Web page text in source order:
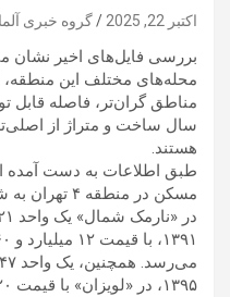
اکتبر 22, 2025 گروه خبری
بررسی فایل‌های اخیر
محله‌های مختلف این منطقه،
مناطق گران‌تر، فاصله قابل‌
سال ساخت و متراژ از
هستند.
طبق اطلاعات به دست آمده
مسکن در منطقه ۴ تهران به شرح زیر است:
۱۳۹۵، در «لویزان» با قیمت ۲۰ میلیارد تومان عرضه می‌شود.